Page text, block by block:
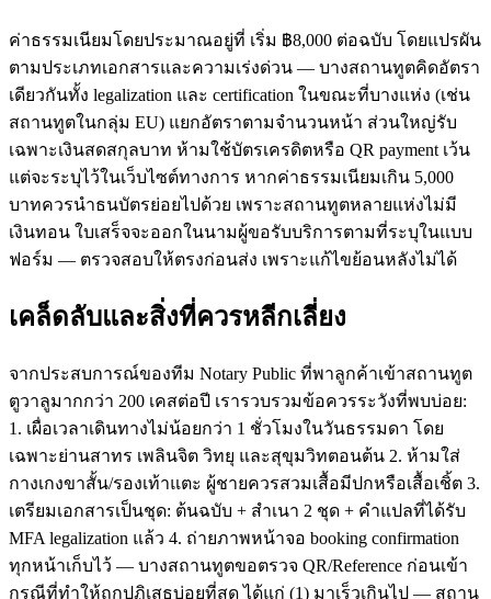
ค่าธรรมเนียมโดยประมาณอยู่ที่ เริ่ม ฿8,000 ต่อฉบับ โดยแปรผัน
ตามประเภทเอกสารและความเร่งด่วน — บางสถานทูตคิดอัตรา
เดียวกันทั้ง legalization และ certification ในขณะที่บางแห่ง (เช่น
สถานทูตในกลุ่ม EU) แยกอัตราตามจำนวนหน้า ส่วนใหญ่รับ
เฉพาะเงินสดสกุลบาท ห้ามใช้บัตรเครดิตหรือ QR payment เว้น
แต่จะระบุไว้ในเว็บไซต์ทางการ หากค่าธรรมเนียมเกิน 5,000
บาทควรนำธนบัตรย่อยไปด้วย เพราะสถานทูตหลายแห่งไม่มี
เงินทอน ใบเสร็จจะออกในนามผู้ขอรับบริการตามที่ระบุในแบบ
ฟอร์ม — ตรวจสอบให้ตรงก่อนส่ง เพราะแก้ไขย้อนหลังไม่ได้
เคล็ดลับและสิ่งที่ควรหลีกเลี่ยง
จากประสบการณ์ของทีม Notary Public ที่พาลูกค้าเข้าสถานทูต
ตูวาลูมากกว่า 200 เคสต่อปี เรารวบรวมข้อควรระวังที่พบบ่อย:
1. เผื่อเวลาเดินทางไม่น้อยกว่า 1 ชั่วโมงในวันธรรมดา โดย
เฉพาะย่านสาทร เพลินจิต วิทยุ และสุขุมวิทตอนต้น 2. ห้ามใส่
กางเกงขาสั้น/รองเท้าแตะ ผู้ชายควรสวมเสื้อมีปกหรือเสื้อเชิ้ต 3.
เตรียมเอกสารเป็นชุด: ต้นฉบับ + สำเนา 2 ชุด + คำแปลที่ได้รับ
MFA legalization แล้ว 4. ถ่ายภาพหน้าจอ booking confirmation
ทุกหน้าเก็บไว้ — บางสถานทูตขอตรวจ QR/Reference ก่อนเข้า
กรณีที่ทำให้ถูกปฏิเสธบ่อยที่สุด ได้แก่ (1) มาเร็วเกินไป — สถาน